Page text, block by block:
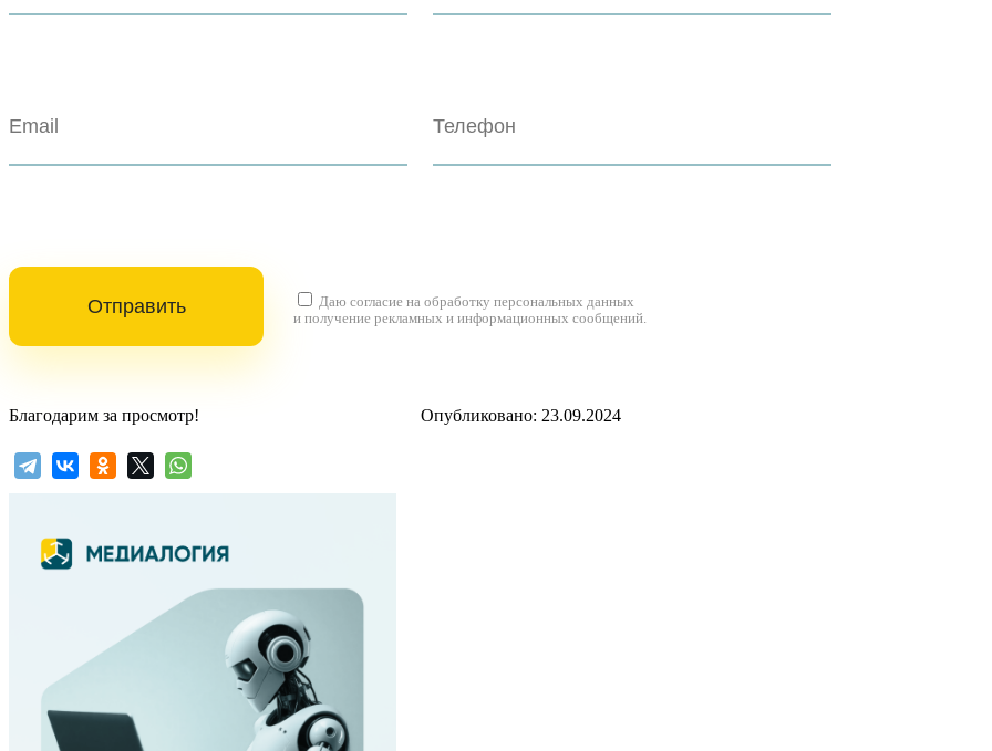
Даю согласие на обработку персональных данных
и получение рекламных и информационных сообщений.
Благодарим за просмотр! Опубликовано: 23.09.2024